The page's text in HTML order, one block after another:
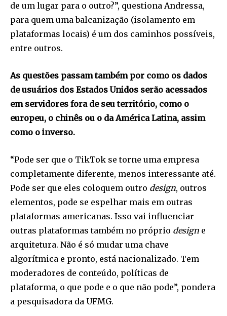
de um lugar para o outro?”, questiona Andressa,
para quem uma balcanização (isolamento em
plataformas locais) é um dos caminhos possíveis,
entre outros.
As questões passam também por como os dados
de usuários dos Estados Unidos serão acessados
em servidores fora de seu território, como o
europeu, o chinês ou o da América Latina, assim
como o inverso.
“Pode ser que o TikTok se torne uma empresa
completamente diferente, menos interessante até.
Pode ser que eles coloquem outro design, outros
elementos, pode se espelhar mais em outras
plataformas americanas. Isso vai influenciar
outras plataformas também no próprio design e
arquitetura. Não é só mudar uma chave
algorítmica e pronto, está nacionalizado. Tem
moderadores de conteúdo, políticas de
plataforma, o que pode e o que não pode”, pondera
a pesquisadora da UFMG.